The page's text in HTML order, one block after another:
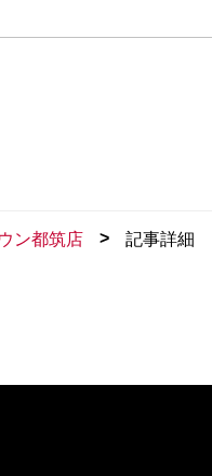
ン都筑店 > 記事詳細